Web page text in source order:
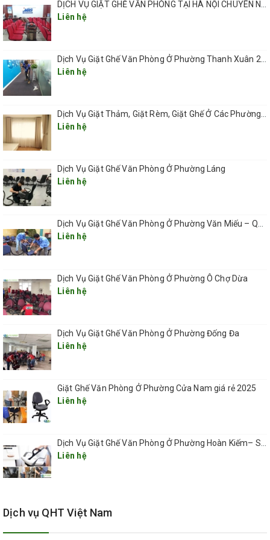
bằng máy hút bụi chuyên dụng.
Bước 3: Sử dụng máy móc vệ sinh chuyên dụng và dung dịch giặt
để làm sạch cơ bản ghế văn phòng.
Bước 4: Tiếp tục làm sạch các vết bẩn cứng đầu bám lâu ngày,
làm sạch sâu đối với ghế văn phòng.
Bước 5: Tiến hành diệt khuẩn, diệt nấm mốc trong toàn bộ ghế.
Bước 6: Sử dụng máy sấy công suất lớn để làm khô ghế.
Bước 7: Nhân viên quản lý công ty sẽ kiểm tra kết quả vệ sinh,
Bước 8: Bàn giao khách hàng kiểm tra và thanh toán dịch vụ giặt
ghế văn phòng
Liên hệ
Liên hệ
Liên hệ
Dịch Vụ Giặt Ghế Văn Phòng Ở Phường Láng
Liên hệ
Liên hệ
Dịch Vụ Giặt Ghế Văn Phòng Ở Phường Ô Chợ Dừa
Liên hệ
Dịch Vụ Giặt Ghế Văn Phòng Ở Phường Đống Đa
Liên hệ
Giặt Ghế Văn Phòng Ở Phường Cửa Nam giá rẻ 2025
Liên hệ
Liên hệ
Dịch vụ QHT Việt Nam